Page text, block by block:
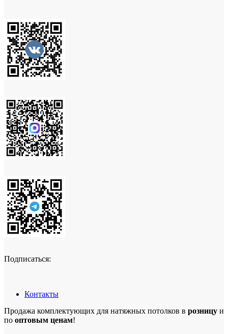
Подписаться:
Контакты
Продажа комплектующих для натяжных потолков в розницу и
по оптовым ценам!